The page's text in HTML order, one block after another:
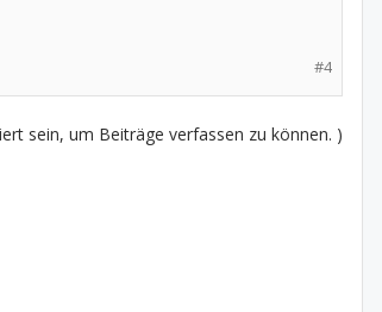
#4
sein, um Beiträge verfassen zu können. )